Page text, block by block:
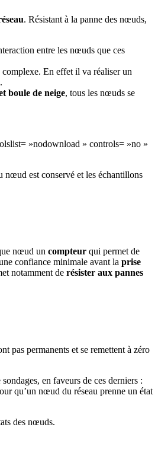
. Résistant à la panne des nœuds,
entre les nœuds que ces
En effet il va réaliser un
.
boule de neige, tous les nœuds se
»nodownload » controls= »no »
nœud est conservé et les échantillons
nœud un compteur qui permet de
confiance minimale avant la prise
notamment de résister aux pannes
pas permanents et se remettent à zéro
en faveurs de ces derniers :
qu’un nœud du réseau prenne un état
des nœuds.